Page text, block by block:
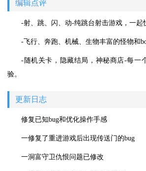
编辑点评
-射、跳、闪、动-纯跳台射击游戏，一起
-飞行、奔跑、机械、生物丰富的怪物和
-随机关卡，隐藏结局，神秘商店-每一
验。
更新日志
修复已知bug和优化操作手感
一修复了重进游戏后出现传送门的bug
一洞富守卫仇恨问题已修改